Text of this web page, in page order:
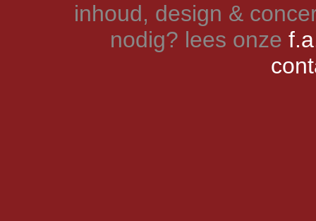
inhoud, design &
nodig? lees onze